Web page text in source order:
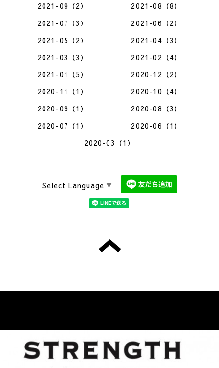
2021-09（2）
2021-08（8）
2021-07（3）
2021-06（2）
2021-05（2）
2021-04（3）
2021-03（3）
2021-02（4）
2021-01（5）
2020-12（2）
2020-11（1）
2020-10（4）
2020-09（1）
2020-08（3）
2020-07（1）
2020-06（1）
2020-03（1）
Select Language ▼